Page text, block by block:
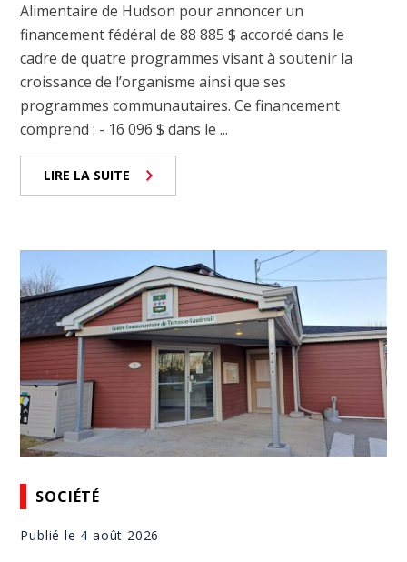
Alimentaire de Hudson pour annoncer un
financement fédéral de 88 885 $ accordé dans le
cadre de quatre programmes visant à soutenir la
croissance de l’organisme ainsi que ses
programmes communautaires. Ce financement
comprend : - 16 096 $ dans le ...
LIRE LA SUITE
SOCIÉTÉ
Publié le 4 août 2026